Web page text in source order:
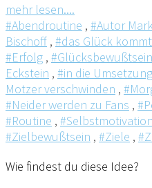
mehr lesen....
#Abendroutine , #Autor
Bischoff , #das Glück
#Erfolg , #Glücksbewußtsein
Eckstein , #in die
Motzer verschwinden ,
#Neider werden zu Fans ,
#Routine , #Selbstmotivation
#Zielbewußtsein , #Ziele ,
Wie findest du diese Idee?